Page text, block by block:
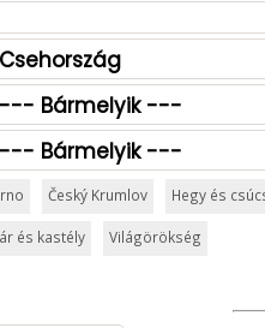
Český Krumlov Hegy és
és kastély Világörökség